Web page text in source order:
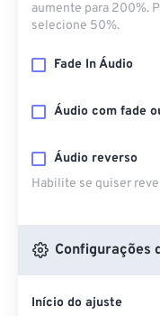
aumente para 200%.
selecione 50%.
Fade In Áudio
Áudio com fade
Áudio reverso
Habilite se quiser
Configurações
Início do ajuste